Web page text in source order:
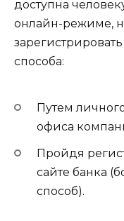
доступна
онлайн-режиме,
способа:
Путем
офиса
Пройдя
сайте банка
способ).